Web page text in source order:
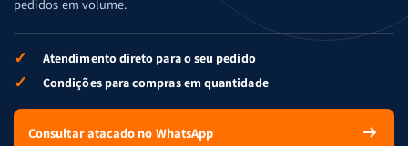
pedidos em volume.
✓ Atendimento direto para o seu pedido
✓ Condições para compras em quantidade
Consultar atacado no WhatsApp